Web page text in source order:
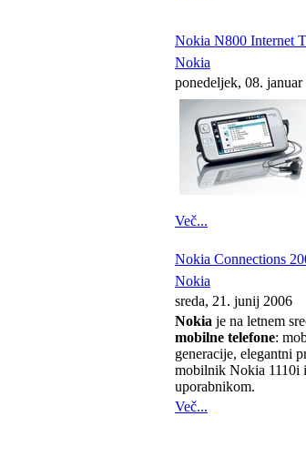
Nokia N800 Internet
Nokia
ponedeljek, 08. januar
Več...
Nokia Connections
Nokia
sreda, 21. junij 2006
Nokia je na letnem
mobilne telefone:
generacije, elegantni
mobilnik Nokia 1110i
uporabnikom.
Več...